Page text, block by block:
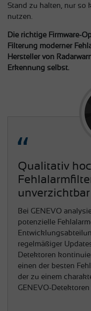
Stand zu halten, nur so
nutzen.
Die richtige Firmware-
Filterung moderner
Hersteller von
Erkennung selbst.
Qualitativ
unverzichtbar
Bei GENEVO
potenzielle
regelmäßiger
Detektoren
einen der besten
der zu einem
GENEVO-